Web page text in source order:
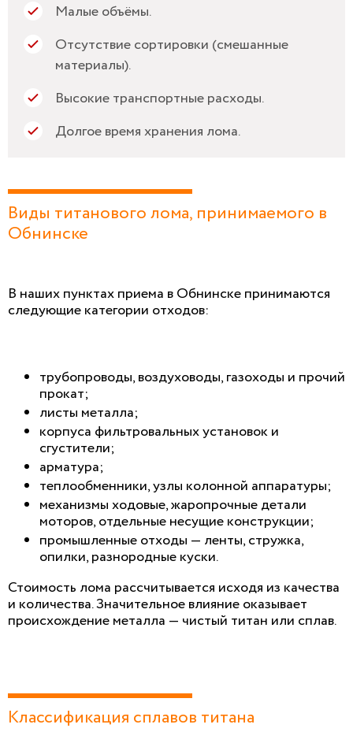
Малые объёмы.
Отсутствие сортировки (смешанные
материалы).
Высокие транспортные расходы.
Долгое время хранения лома.
Виды титанового лома, принимаемого в
Обнинске
В наших пунктах приема в Обнинске принимаются
следующие категории отходов:
трубопроводы, воздуховоды, газоходы и прочий
прокат;
листы металла;
корпуса фильтровальных установок и
сгустители;
арматура;
теплообменники, узлы колонной аппаратуры;
механизмы ходовые, жаропрочные детали
моторов, отдельные несущие конструкции;
промышленные отходы — ленты, стружка,
опилки, разнородные куски.
Стоимость лома рассчитывается исходя из качества
и количества. Значительное влияние оказывает
происхождение металла — чистый титан или сплав.
Классификация сплавов титана